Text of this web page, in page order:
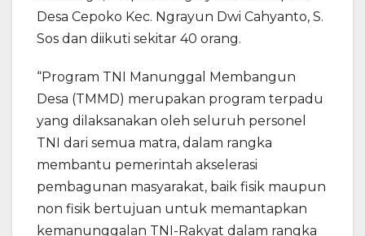
Desa Cepoko Kec. Ngrayun Dwi Cahyanto, S.
Sos dan diikuti sekitar 40 orang.
“Program TNI Manunggal Membangun
Desa (TMMD) merupakan program terpadu
yang dilaksanakan oleh seluruh personel
TNI dari semua matra, dalam rangka
membantu pemerintah akselerasi
pembagunan masyarakat, baik fisik maupun
non fisik bertujuan untuk memantapkan
kemanunggalan TNI-Rakyat dalam rangka